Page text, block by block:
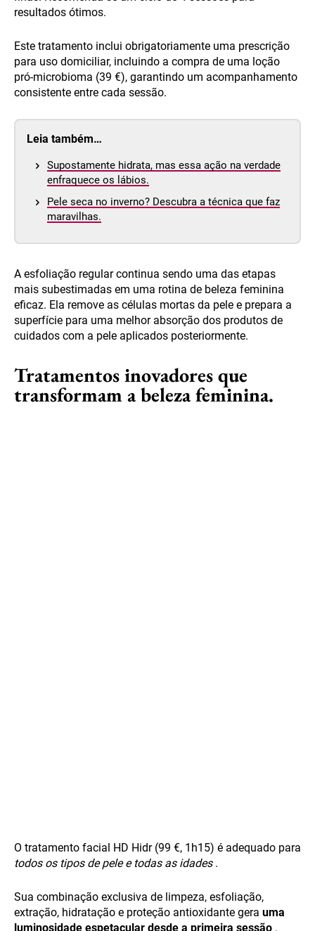
resultados ótimos.
Este tratamento inclui obrigatoriamente uma prescrição
para uso domiciliar, incluindo a compra de uma loção
pró-microbioma (39 €), garantindo um acompanhamento
consistente entre cada sessão.
Leia também…
Supostamente hidrata, mas essa ação na verdade
enfraquece os lábios.
Pele seca no inverno? Descubra a técnica que faz
maravilhas.
A esfoliação regular continua sendo uma das etapas
mais subestimadas em uma rotina de beleza feminina
eficaz. Ela remove as células mortas da pele e prepara a
superfície para uma melhor absorção dos produtos de
cuidados com a pele aplicados posteriormente.
Tratamentos inovadores que
transformam a beleza feminina.
O tratamento facial HD Hidr (99 €, 1h15) é adequado para
todos os tipos de pele e todas as idades.
Sua combinação exclusiva de limpeza, esfoliação,
extração, hidratação e proteção antioxidante gera uma
luminosidade espetacular desde a primeira sessão .